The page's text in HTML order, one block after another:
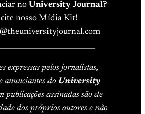
no University Journal?
nosso Mídia Kit!
expressas pelos jornalistas,
anunciantes do University
publicações assinadas são de
dos próprios autores e não